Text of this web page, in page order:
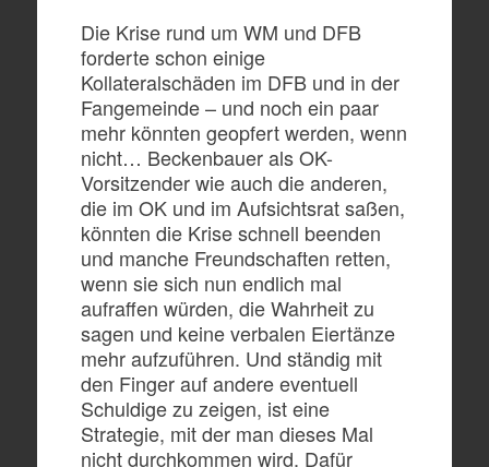
Die Krise rund um WM und DFB
forderte schon einige
Kollateralschäden im DFB und in der
Fangemeinde – und noch ein paar
mehr könnten geopfert werden, wenn
nicht… Beckenbauer als OK-
Vorsitzender wie auch die anderen,
die im OK und im Aufsichtsrat saßen,
könnten die Krise schnell beenden
und manche Freundschaften retten,
wenn sie sich nun endlich mal
aufraffen würden, die Wahrheit zu
sagen und keine verbalen Eiertänze
mehr aufzuführen. Und ständig mit
den Finger auf andere eventuell
Schuldige zu zeigen, ist eine
Strategie, mit der man dieses Mal
nicht durchkommen wird. Dafür